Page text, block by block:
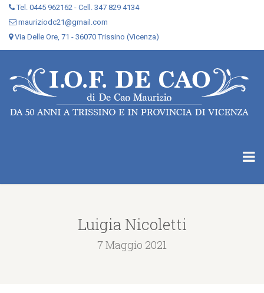
Tel. 0445 962162 - Cell. 347 829 4134
mauriziodc21@gmail.com
Via Delle Ore, 71 - 36070 Trissino (Vicenza)
Luigia Nicoletti
7 Maggio 2021